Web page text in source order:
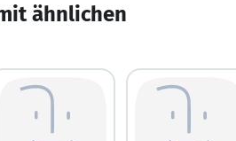
ähnlichen